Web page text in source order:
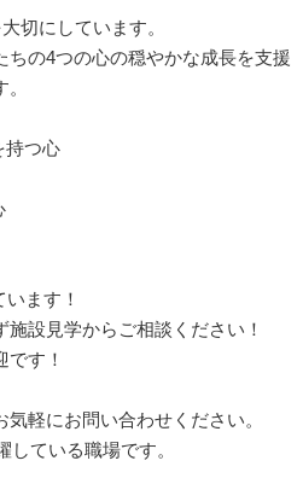
切にしています。
ちの4つの心の穏やかな成長を支援
持つ心
ます！
設見学からご相談ください！
す！
軽にお問い合わせください。
ている職場です。